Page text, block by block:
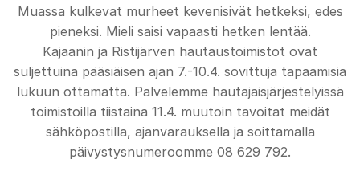
Muassa kulkevat murheet kevenisivät hetkeksi, edes
pieneksi. Mieli saisi vapaasti hetken lentää.
Kajaanin ja Ristijärven hautaustoimistot ovat
suljettuina pääsiäisen ajan 7.-10.4. sovittuja tapaamisia
lukuun ottamatta. Palvelemme hautajaisjärjestelyissä
toimistoilla tiistaina 11.4. muutoin tavoitat meidät
sähköpostilla, ajanvarauksella ja soittamalla
päivystysnumeroomme 08 629 792.